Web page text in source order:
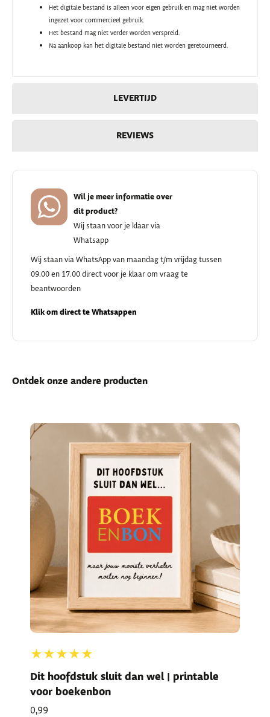
LEVERTIJD
REVIEWS
Het digitale bestand is alleen voor eigen gebruik en mag niet worden
ingezet voor commercieel gebruik.
Het bestand mag niet verder worden verspreid.
Na aankoop kan het digitale bestand niet worden geretourneerd.
Wil je meer informatie over
dit product?
Wij staan voor je klaar via
Whatsapp
Wij staan via WhatsApp van maandag t/m vrijdag tussen
09.00 en 17.00 direct voor je klaar om vraag te
beantwoorden
Klik om direct te Whatsappen
Ontdek onze andere producten
★★★★★
Dit hoofdstuk sluit dan wel | printable
voor boekenbon
0,99